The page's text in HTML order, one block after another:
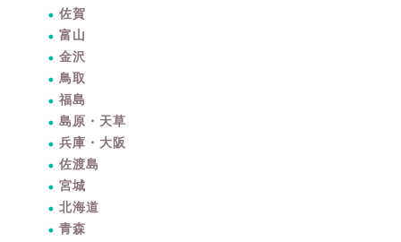
佐賀
富山
金沢
鳥取
福島
島原・天草
兵庫・大阪
佐渡島
宮城
北海道
青森